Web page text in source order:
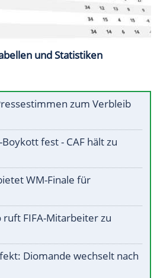
und Statistiken
zum Verbleib
Boykott fest - CAF hält zu
WM-Finale für
FIFA-Mitarbeiter zu
Diomande wechselt nach